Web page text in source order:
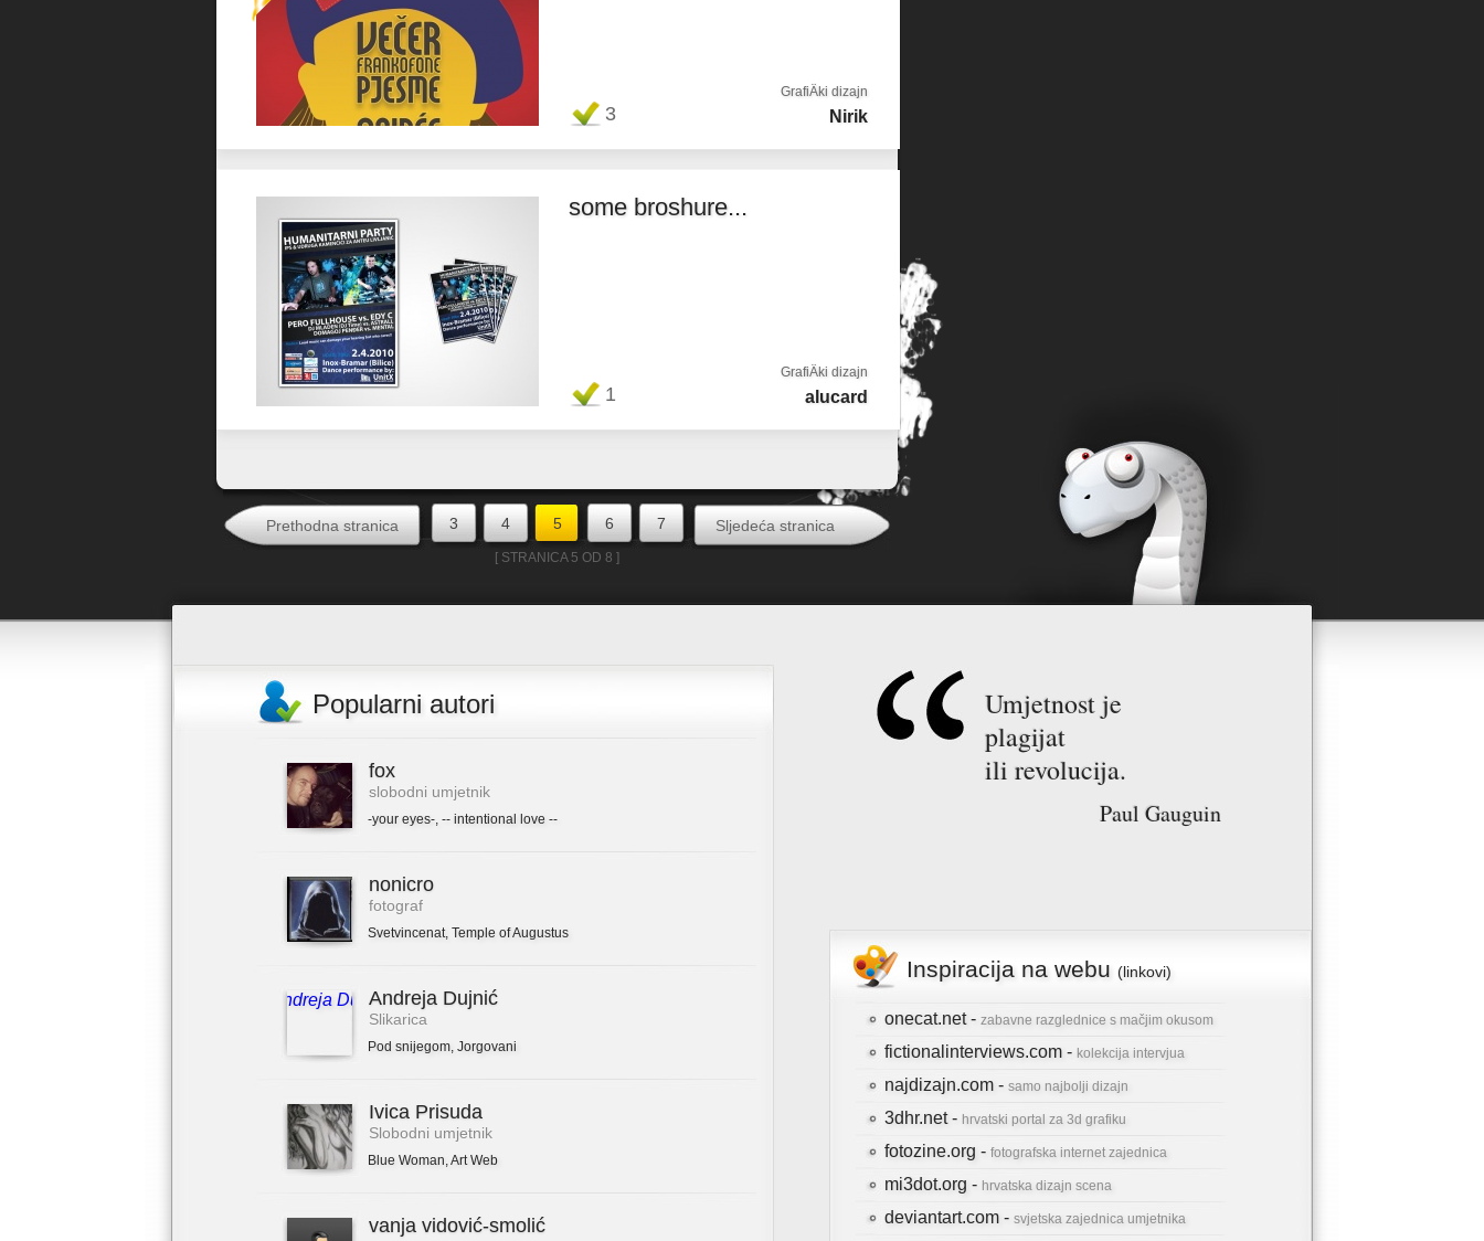
Nirik
GrafiÄki dizajn
Favorit 3
some broshure...
alucard
GrafiÄki dizajn
Favorit 1
Sljedeća stranica
Prethodna stranica 3 4 5 6 7
[ STRANICA 5 OD 8 ]
Popularni autori
fox
slobodni umjetnik
-your eyes-, -- intentional love --
nonicro
fotograf
Svetvincenat, Temple of Augustus
Andreja Dujnić
Slikarica
Pod snijegom, Jorgovani
Ivica Prisuda
Slobodni umjetnik
Blue Woman,Art Web
vanja vidović-smolić
Umjetnost je
plagijat
ili revolucija.
Paul Gauguin
Inspiracija na webu (linkovi)
onecat.net - zabavne razglednice s mačjim okusom
fictionalinterviews.com - kolekcija intervjua
najdizajn.com - samo najbolji dizajn
3dhr.net - hrvatski portal za 3d grafiku
fotozine.org - fotografska internet zajednica
mi3dot.org - hrvatska dizajn scena
deviantart.com - svjetska zajednica umjetnika